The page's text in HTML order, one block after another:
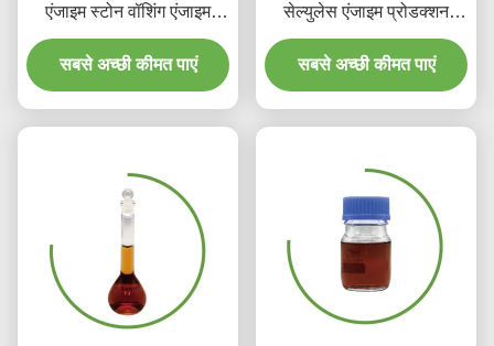
एंजाइम स्टोन वॉशिंग एंजाइम
सेल्युलेस
सबसे अच्छी कीमत पाएं
सेल्युलेस एंजाइम प्रोडक्शन
पोलिश फैब्रिक बायोडिग्रेडेबल
सबसे अच्छी कीमत पाएं